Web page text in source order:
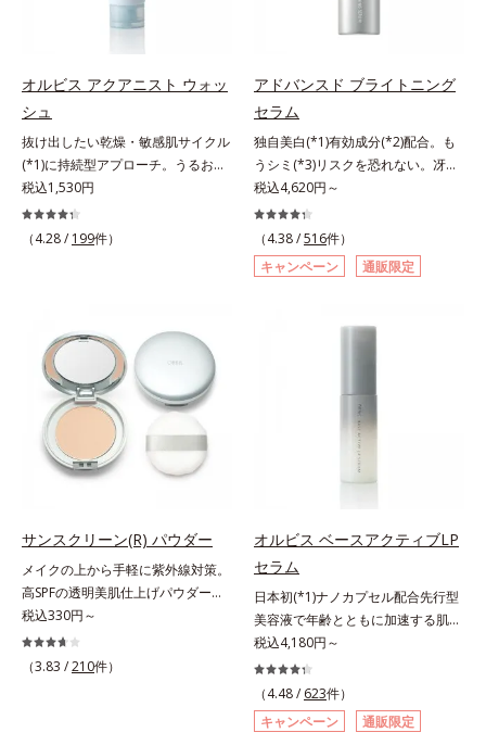
どまってうるおいを蓄えてくれま
す。刺激を受けやすくなった角層を
うるおいで満たし、脱・敏感肌を目
指します。無油分・無着色・無香
不使用(*5)・パラベンフリー、6つ
のフリー処方で徹底的に肌に寄り添
います。*1 乾燥と敏感をくり返す
こと*2 敏感肌対象連用テスト済
（すべての方のお肌に合うというこ
とではありません）*3 乾燥して敏
へ導く保湿成分、植物由来アミノ酸
（エルゴチオネイン）配合＝肌を整
え、すこやかに保つ保湿成分、微生
物由来アミノ酸（エクトイン）配合
＝乱れた角層にうるおいを与え、肌
荒れを防ぐ保湿成分*5 ウォッシュ
を除くLM＝さっぱり高保湿タイプ
どまってうるおいを蓄えてくれま
す。刺激を受けやすくなった角層を
指します。無油分・無着色・無香
不使用(*5)・パラベンフリー、6つ
のフリー処方で徹底的に肌に寄り添
います。*1 乾燥と敏感をくり返す
こと*2 敏感肌対象連用テスト済
（すべての方のお肌に合うというこ
とではありません）*3 乾燥して敏
感に感じやすい状態のこと*4 発酵
へ導く保湿成分、植物由来アミノ酸
物由来アミノ酸（エクトイン）配合
＝乱れた角層にうるおいを与え、肌
荒れを防ぐ保湿成分*5 ウォッシュ
を除くLM＝さっぱり高保湿タイプ
（脂性肌～普通肌）RM＝しっとり
オルビス アクアニスト ウォッ
シュ
抜け出したい乾燥・敏感肌サイクル
(*1)に持続型アプローチ。うるおい
を追求した敏感肌用保湿スキンケア
(*2)。うるおいを逃し、刺激を受け
やすい角層の“乾燥敏感スランプ
敏感スランプの原因にアプローチす
る持続型トリプルアミノ酸(*4)を配
合。もともと体内にあるアミノ酸は
異物として排出されにくく、肌にと
どまってうるおいを蓄えてくれま
す。刺激を受けやすくなった角層を
うるおいで満たし、脱・敏感肌を目
料・アルコールフリー・パラベンフ
リーで、徹底的に肌に寄り添いま
す。*1 乾燥と敏感をくり返すこと
*2 敏感肌対象連用テスト済（すべ
ての方のお肌に合うということでは
ありません）*3 乾燥して敏感に感
じやすい状態のこと*4 発酵アミノ
税込1,530円
（4.28 / 199件）
アドバンスド ブライトニング
セラム
独自美白(*1)有効成分(*2)配合。も
うシミ(*3)リスクを恐れない。冴え
わたる透明美肌(*4)へ。先端肌科学
が導く、透明感あふれる輝き(*4)
へ。今の自分の肌も未来の肌もあき
らめない、自分史上最高の冴えわた
る透明美肌(*4)を目指すには、美肌
ミを予防するお手入れを続けること
(*1)有効成分「m-ピクセノール（デ
クスパンテノールW）」を配合。シ
ミの原因になると考えられる“メラ
ニンの塊”を居座らせない(*1)、粉砕
と排出サポート(*5)の2ステップで
カスを防ぎます。さらに、「アルテ
アネスレ(*6)」を配合し、うるおい
に満ちた自分本来の澄み渡るような
透明感を目指します。手に取った
時、なじませた時、後肌、と3段階
に変化するテクスチャーは、肌にす
ばやくなじみ、毎日の美白ケアを楽
しくする使いごこちを叶えました。
*1 メラニンの蓄積を抑え、シミ・
ソバカスを防ぐ*2 デクスパンテノ
税込4,620円～
（4.38 /516件）
キャンペーン
通販限定
サンスクリーン(R) パウダー
メイクの上から手軽に紫外線対策。
高SPFの透明美肌仕上げパウダー。
メイクの上から手を汚さずに紫外線
対策ができるUVカットパウダーで
す。“素肌のようななめらかな軽
税込330円～
（3.83 /210件）
オルビス ベースアクティブLP
セラム
日本初(*1)ナノカプセル配合先行型
美容液で年齢とともに加速する肌悩
み(*2)にブレーキを。スキンケアの
打ち止め感に。年齢とともに加速す
る肌悩み(*2)にブレーキをかけ、化
粧水前の土台(*3)づくりで、うるお
いに満ち満ちた内側から弾むような
税込4,180円～
（4.48 / 623件）
キャンペーン
通販限定